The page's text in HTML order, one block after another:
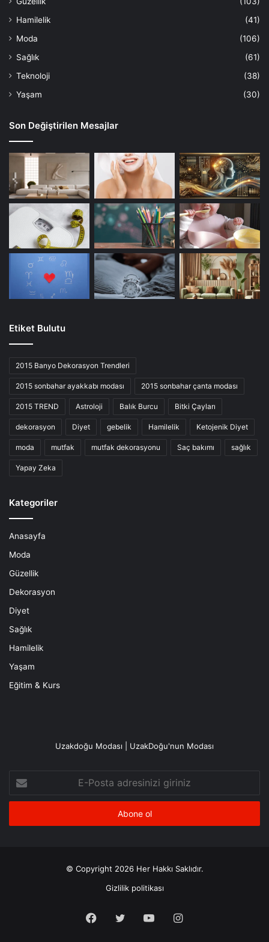
Hamilelik
(41)
Moda
(106)
Sağlık
(61)
Teknoloji
(38)
Yaşam
(30)
Son Değiştirilen Mesajlar
Etiket Bulutu
2015 Banyo Dekorasyon Trendleri
2015 sonbahar ayakkabı modası 2015 sonbahar çanta modası
2015 TREND Astroloji Balık Burcu Bitki Çayları
dekorasyon Diyet gebelik Hamilelik Ketojenik Diyet
moda mutfak mutfak dekorasyonu Saç bakımı sağlık
Yapay Zeka
Kategoriler
Anasayfa
Moda
Güzellik
Dekorasyon
Diyet
Sağlık
Hamilelik
Yaşam
Eğitim & Kurs
Uzakdoğu Modası | UzakDoğu'nun Modası
Posta
adresinizi
© Copyright 2026 Her Hakkı Saklıdır.
Gizlilik politikası
Facebook
X YouTubeInstagram